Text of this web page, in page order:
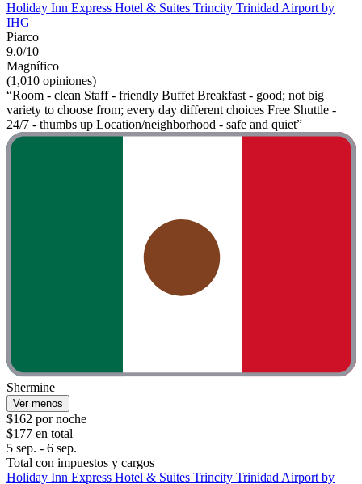
Holiday Inn Express Hotel & Suites Trincity Trinidad Airport by
IHG
Piarco
9.0/10
Magnífico
(1,010 opiniones)
“Room - clean Staff - friendly Buffet Breakfast - good; not big
variety to choose from; every day different choices Free Shuttle -
24/7 - thumbs up Location/neighborhood - safe and quiet”
Shermine
Ver menos
$162 por noche
$177 en total
5 sep. - 6 sep.
Total con impuestos y cargos
Holiday Inn Express Hotel & Suites Trincity Trinidad Airport by